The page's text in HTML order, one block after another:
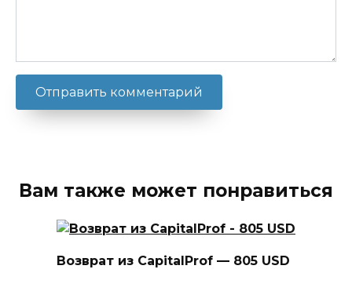
Вам также может понравиться
Возврат из CapitalProf — 805 USD